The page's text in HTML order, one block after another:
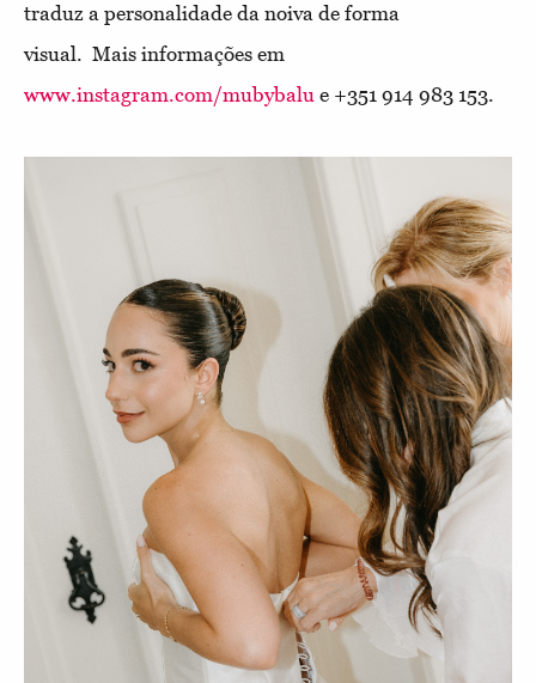
traduz a personalidade da noiva de forma
visual. Mais informações em
www.instagram.com/mubybalu e +351 914 983 153.